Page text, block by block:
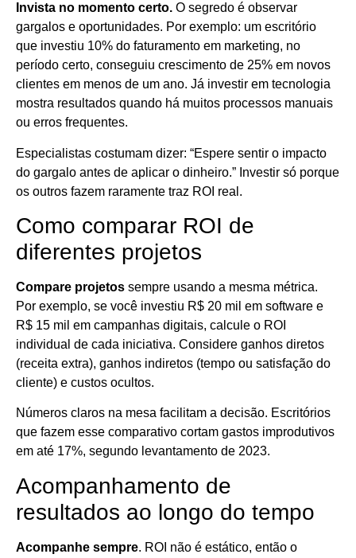
Invista no momento certo. O segredo é observar
gargalos e oportunidades. Por exemplo: um escritório
que investiu 10% do faturamento em marketing, no
período certo, conseguiu crescimento de 25% em novos
clientes em menos de um ano. Já investir em tecnologia
mostra resultados quando há muitos processos manuais
ou erros frequentes.
Especialistas costumam dizer: “Espere sentir o impacto
do gargalo antes de aplicar o dinheiro.” Investir só porque
os outros fazem raramente traz ROI real.
Como comparar ROI de
diferentes projetos
Compare projetos sempre usando a mesma métrica.
Por exemplo, se você investiu R$ 20 mil em software e
R$ 15 mil em campanhas digitais, calcule o ROI
individual de cada iniciativa. Considere ganhos diretos
(receita extra), ganhos indiretos (tempo ou satisfação do
cliente) e custos ocultos.
Números claros na mesa facilitam a decisão. Escritórios
que fazem esse comparativo cortam gastos improdutivos
em até 17%, segundo levantamento de 2023.
Acompanhamento de
resultados ao longo do tempo
Acompanhe sempre. ROI não é estático, então o